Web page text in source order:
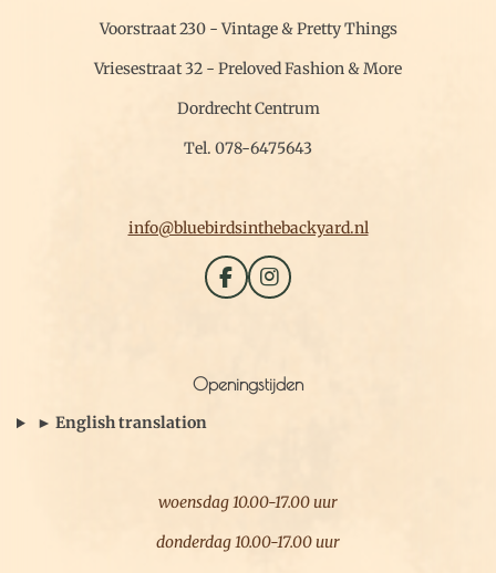
Voorstraat 230 - Vintage & Pretty Things
Vriesestraat 32 - Preloved Fashion & More
Dordrecht Centrum
Tel. 078-6475643
info@bluebirdsinthebackyard.nl
F
a
o
I
n
g
Openingstijden
► English translation
woensdag 10.00-17.00 uur
donderdag 10.00-17.00 uur